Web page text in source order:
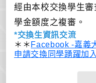
經由本校交換學生
學金額度之複審。
*交換生資訊交流
＊＊ Facebook -嘉義
申請交換同學踴躍加